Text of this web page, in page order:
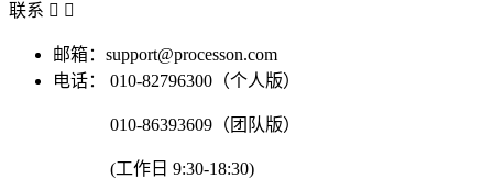
联系  
邮箱：support@processon.com
电话：
010-82796300（个人版）
010-86393609（团队版）
(工作日 9:30-18:30)